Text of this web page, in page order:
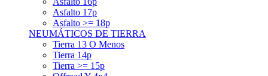
Asfalto >= 18p
NEUMÁTICOS DE TIERRA
Tierra 13 O Menos
Tierra 14p
Tierra >= 15p
Offroad Y 4x4
OTROS NEUMÁTICOS